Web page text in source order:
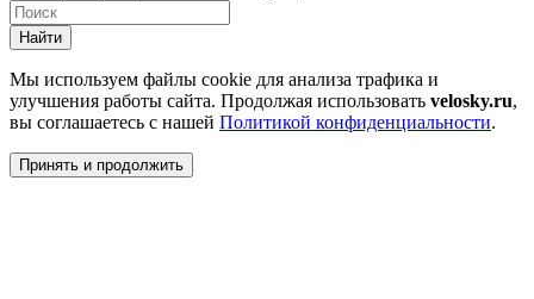
Найти
Мы используем файлы cookie для анализа трафика и
улучшения работы сайта. Продолжая использовать velosky.ru,
вы соглашаетесь с нашей Политикой конфиденциальности.
Принять и продолжить